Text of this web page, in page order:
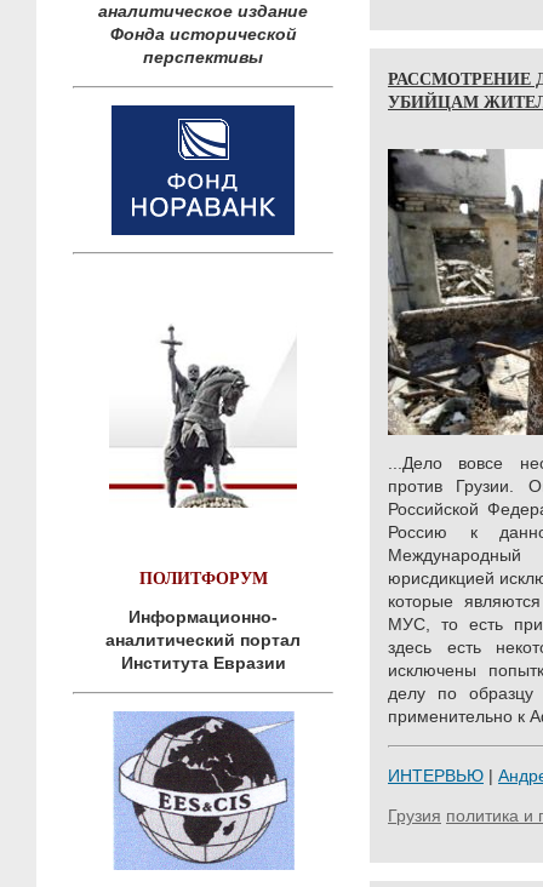
аналитическое издание
Фонда исторической
перспективы
ПОЛИТФОРУМ
Информационно-
аналитический портал
Института Евразии
РАССМОТРЕНИЕ
УБИЙЦАМ
...Дело вовсе
против Грузии.
Российской
Россию к
юрисдикцией
которые
МУС, то есть
здесь есть
исключены
делу по
применительно к
ИНТЕРВЬЮ |
Грузия политика и